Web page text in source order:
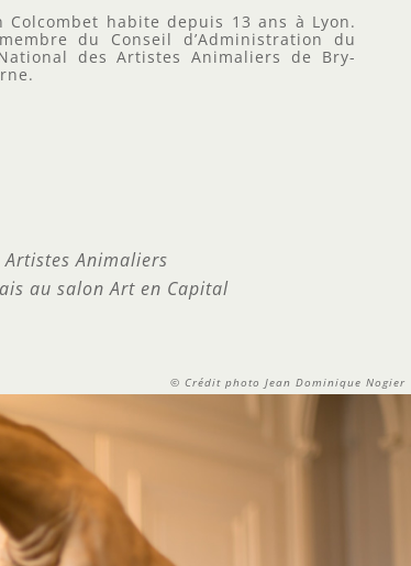
Colcombet habite depuis 13 ans à Lyon.
du Conseil d’Administration du
des Artistes Animaliers de Bry-
Animaliers
au salon Art en Capital
© Crédit photo Jean Dominique Nogier